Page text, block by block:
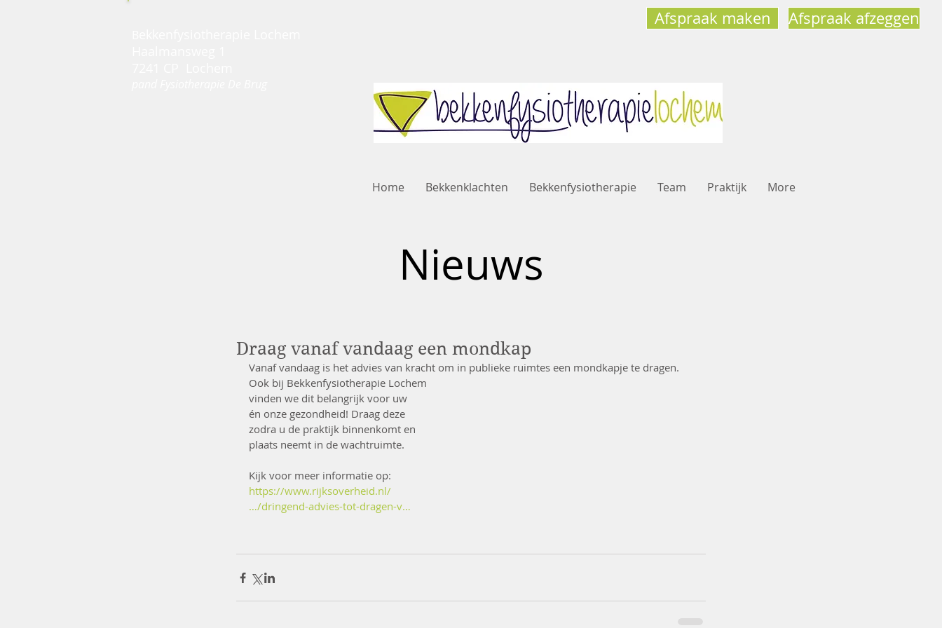
Afspraak maken Afspraak afzeggen
Home Bekkenklachten Bekkenfysiotherapie Team Praktijk More
Nieuws
Draag vanaf vandaag een mondkap
Vanaf vandaag is het advies van kracht om in publieke ruimtes een mondkapje te dragen.
Ook bij Bekkenfysiotherapie Lochem
vinden we dit belangrijk voor uw
én onze gezondheid! Draag deze
zodra u de praktijk binnenkomt en
plaats neemt in de wachtruimte.
Kijk voor meer informatie op:
https://www.rijksoverheid.nl/
…/dringend-advies-tot-dragen-v…